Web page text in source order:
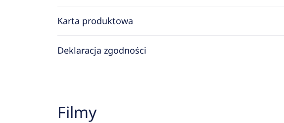
Karta produktowa
Deklaracja zgodności
Filmy